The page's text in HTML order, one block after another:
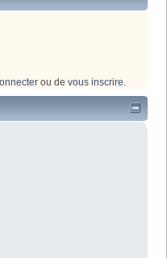
ou de vous inscrire.